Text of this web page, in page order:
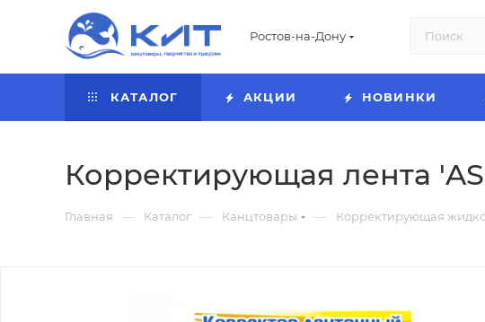
Ростов-на-Дону
КАТАЛОГ АКЦИИ НОВИНКИ
Корректирующая лента
Главная — Каталог — Канцтовары — Корректирующая